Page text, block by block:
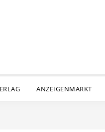
ANZEIGENMARKT